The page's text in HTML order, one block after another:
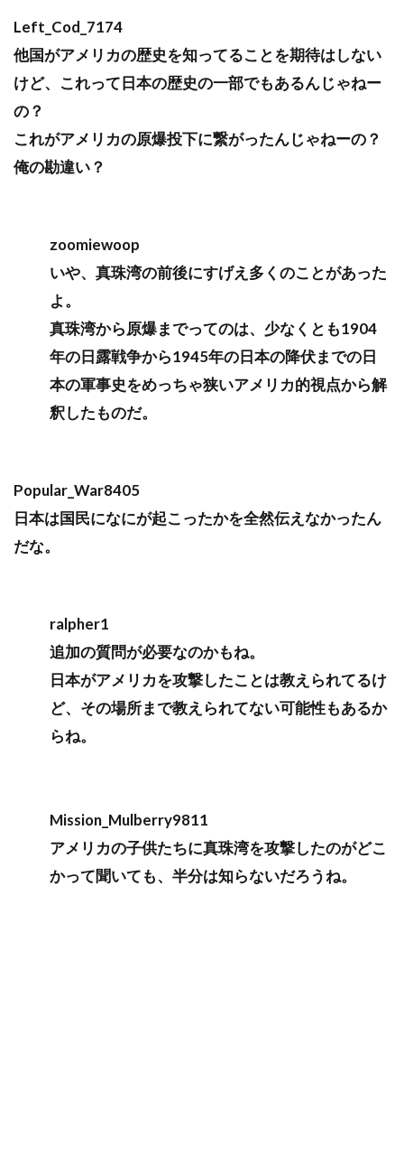
Left_Cod_7174
他国がアメリカの歴史を知ってることを期待はしない
けど、これって日本の歴史の一部でもあるんじゃねー
の？
これがアメリカの原爆投下に繋がったんじゃねーの？
俺の勘違い？
zoomiewoop
いや、真珠湾の前後にすげえ多くのことがあった
よ。
真珠湾から原爆までってのは、少なくとも1904
年の日露戦争から1945年の日本の降伏までの日
本の軍事史をめっちゃ狭いアメリカ的視点から解
釈したものだ。
Popular_War8405
日本は国民になにが起こったかを全然伝えなかったん
だな。
ralpher1
追加の質問が必要なのかもね。
日本がアメリカを攻撃したことは教えられてるけ
ど、その場所まで教えられてない可能性もあるか
らね。
Mission_Mulberry9811
アメリカの子供たちに真珠湾を攻撃したのがどこ
かって聞いても、半分は知らないだろうね。